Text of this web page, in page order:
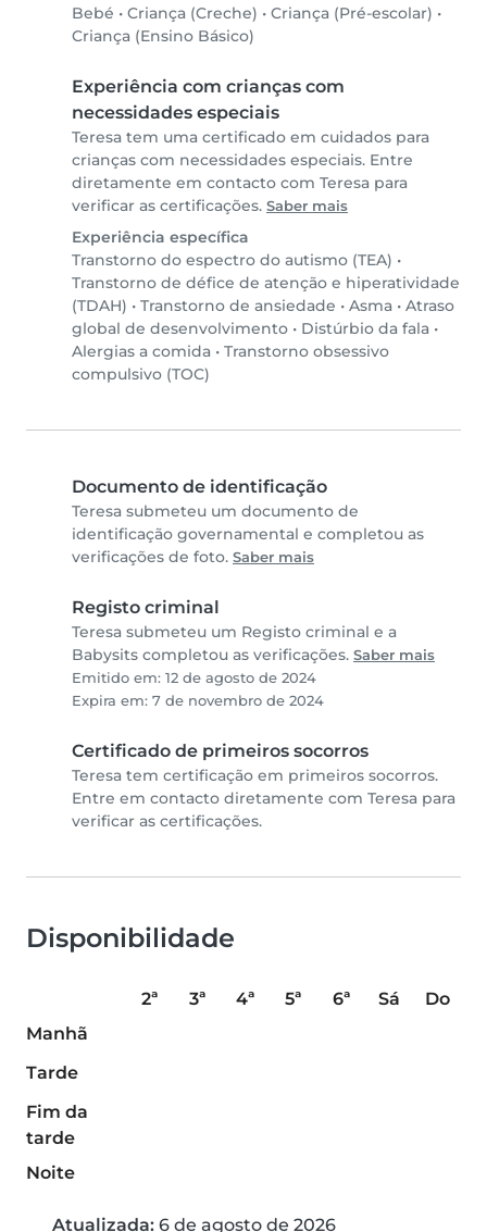
Bebé • Criança (Creche) • Criança (Pré-escolar) •
Criança (Ensino Básico)
Experiência com crianças com
necessidades especiais
Teresa tem uma certificado em cuidados para
crianças com necessidades especiais. Entre
diretamente em contacto com Teresa para
verificar as certificações. Saber mais
Experiência específica
Transtorno do espectro do autismo (TEA) •
Transtorno de défice de atenção e hiperatividade
(TDAH) • Transtorno de ansiedade • Asma • Atraso
global de desenvolvimento • Distúrbio da fala •
Alergias a comida • Transtorno obsessivo
compulsivo (TOC)
Documento de identificação
Teresa submeteu um documento de
identificação governamental e completou as
verificações de foto. Saber mais
Registo criminal
Teresa submeteu um Registo criminal e a
Babysits completou as verificações. Saber mais
Emitido em: 12 de agosto de 2024
Expira em: 7 de novembro de 2024
Certificado de primeiros socorros
Teresa tem certificação em primeiros socorros.
Entre em contacto diretamente com Teresa para
verificar as certificações.
Disponibilidade
2ª 3ª 4ª 5ª 6ª Sá
Do
Manhã
Tarde
Fim da
tarde
Noite
Atualizada: 6 de agosto de 2026